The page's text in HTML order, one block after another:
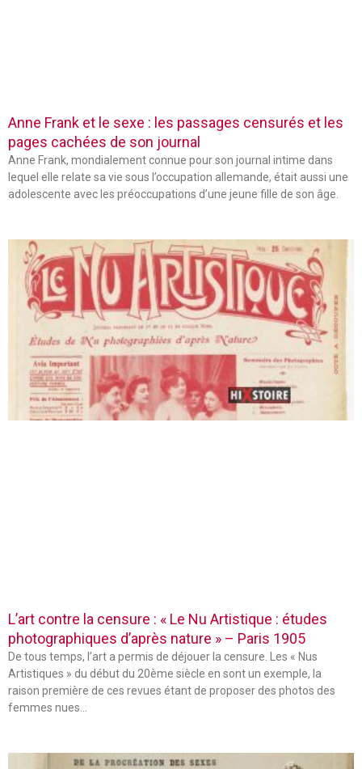
Anne Frank et le sexe : les passages censurés et les
pages cachées de son journal
Anne Frank, mondialement connue pour son journal intime dans
lequel elle relate sa vie sous l’occupation allemande, était aussi une
adolescente avec les préoccupations d’une jeune fille de son âge.
L’art contre la censure : « Le Nu Artistique : études
photographiques d’après nature » – Paris 1905
De tous temps, l’art a permis de déjouer la censure. Les « Nus
Artistiques » du début du 20ème siècle en sont un exemple, la
raison première de ces revues étant de proposer des photos des
femmes nues…